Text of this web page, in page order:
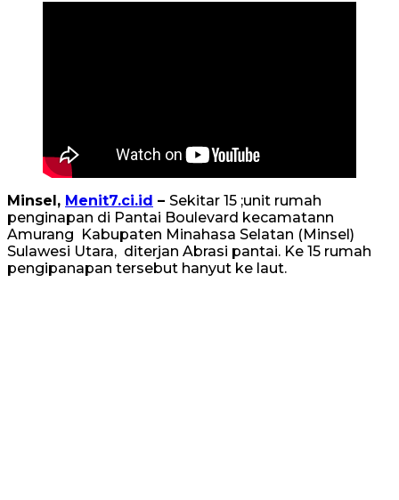
Minsel, Menit7.ci.id – Sekitar 15 ;unit rumah
penginapan di Pantai Boulevard kecamatann
Amurang Kabupaten Minahasa Selatan (Minsel)
Sulawesi Utara, diterjan Abrasi pantai. Ke 15 rumah
pengipanapan tersebut hanyut ke laut.